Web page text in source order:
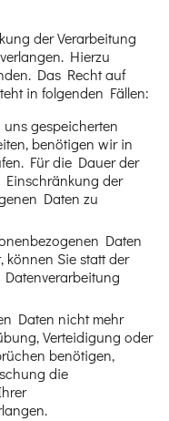
der Verarbeitung
Hierzu
Das Recht auf
in folgenden Fällen:
gespeicherten
benötigen wir in
Für die Dauer der
Einschränkung der
Daten zu
Daten
Sie statt der
Daten nicht mehr
Verteidigung oder
benötigen,
die